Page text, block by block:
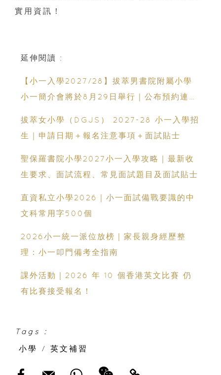
實用資訊！
延伸閱讀 :
【小一入學2027/28】拔萃男書院附屬小學
小一簡介會將於8月29日舉行｜公布預約連結
拔萃女小學（DGJS） 2027-28 小一入學招
生｜申請日期＋報名注意事項＋面試貼士
聖保羅書院小學2027小一入學攻略｜最新收
生要求、面試流程、常見面試題目及面試貼士
直資私立小學2026｜小一面試備戰要識的中
文科常用字500個
2026小一統一派位放榜｜家長親身經歷整
理：小一叩門備考全指南
課外活動｜2026 年 10 個香港英文比賽 仍
有比賽接受報名！
Tags :
小學
/ 英文補習